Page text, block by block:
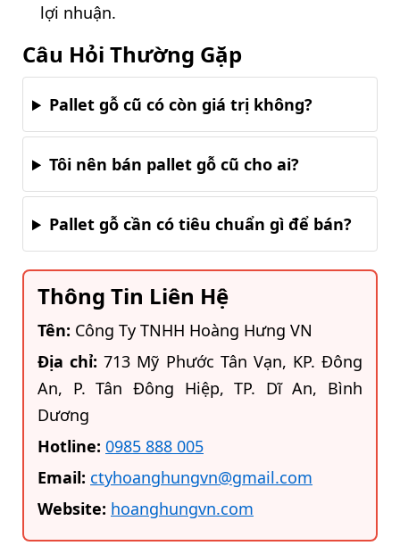
lợi nhuận.
Câu Hỏi Thường Gặp
Pallet gỗ cũ có còn giá trị không?
Tôi nên bán pallet gỗ cũ cho ai?
Pallet gỗ cần có tiêu chuẩn gì để bán?
Thông Tin Liên Hệ
Tên: Công Ty TNHH Hoàng Hưng VN
Địa chỉ: 713 Mỹ Phước Tân Vạn, KP. Đông
An, P. Tân Đông Hiệp, TP. Dĩ An, Bình
Dương
Hotline: 0985 888 005
Email: ctyhoanghungvn@gmail.com
Website: hoanghungvn.com